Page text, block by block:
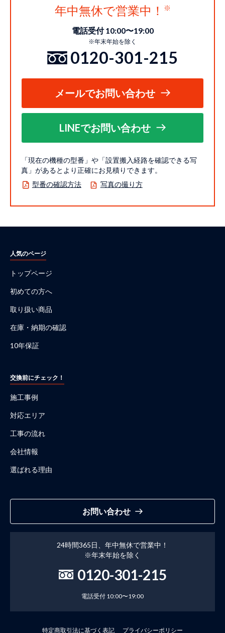
年中無休で営業中！
電話受付 10:00〜19:00
※年末年始を除く
0120-301-215
メールでお問い合わせ
LINEでお問い合わせ
「現在の機種の型番」や「設置搬入経路を確認できる写
真」があるとより正確にお見積りできます。
型番の確認方法
写真の撮り方
人気のページ
トップページ
初めての方へ
取り扱い商品
在庫・納期の確認
10年保証
交換前にチェック！
施工事例
対応エリア
工事の流れ
会社情報
選ばれる理由
お問い合わせ
24時間365日、年中無休で営業中！
※年末年始を除く
0120-301-215
電話受付 10:00〜19:00
特定商取引法に基づく表記 プライバシーポリシー